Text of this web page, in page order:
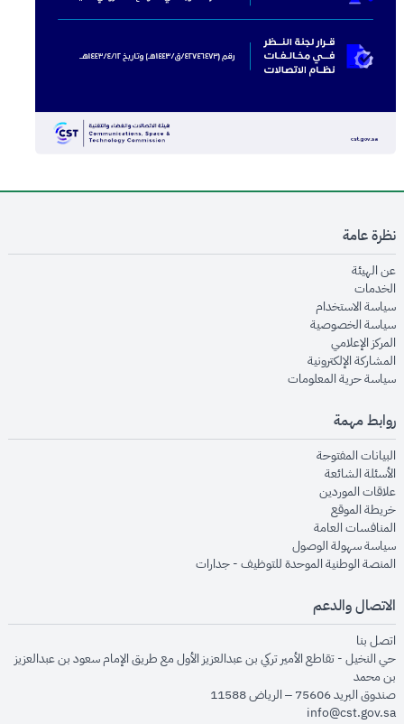
نظرة عامة
عن الهيئةopens in new window
الخدماتopens in new window
سياسة الاستخدام
سياسة الخصوصيةopens in new window
المركز الإعلاميopens in new window
المشاركة الإلكترونيةopens in new window
سياسة حرية المعلوماتopens in new window
روابط مهمة
البيانات المفتوحةopens in new window
الأسئلة الشائعةopens in new window
علاقات الموردينopens in new window
خريطة الموقعopens in new window
المنافسات العامةopens in new window
سياسة سهولة الوصولopens in new window
المنصة الوطنية الموحدة للتوظيف - جداراتopens in new window
الاتصال والدعم
اتصل بنا
حي النخيل - تقاطع الأمير تركي بن عبدالعزيز الأول مع طريق الإمام سعود بن عبدالعزيز
بن محمد
صندوق البريد 75606 – الرياض 11588
info@cst.gov.sa